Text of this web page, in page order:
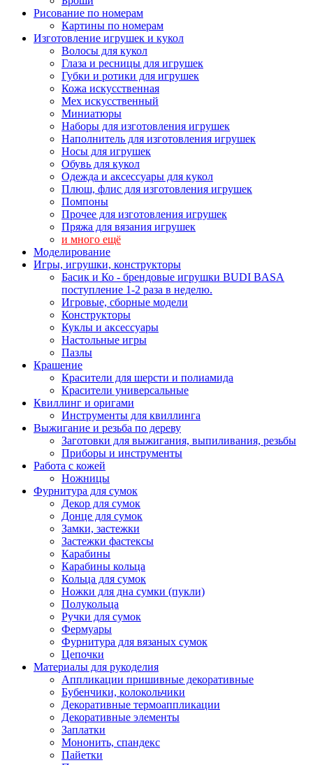
Рисование по номерам
Картины по номерам
Изготовление игрушек и кукол
Волосы для кукол
Глаза и ресницы для игрушек
Губки и ротики для игрушек
Кожа искусственная
Мех искусственный
Миниатюры
Наборы для изготовления игрушек
Наполнитель для изготовления игрушек
Носы для игрушек
Обувь для кукол
Одежда и аксессуары для кукол
Плюш, флис для изготовления игрушек
Помпоны
Прочее для изготовления игрушек
Пряжа для вязания игрушек
и много ещё
Моделирование
Игры, игрушки, конструкторы
Басик и Ко - брендовые игрушки BUDI BASA
поступление 1-2 раза в неделю.
Игровые, сборные модели
Конструкторы
Куклы и аксессуары
Настольные игры
Пазлы
Крашение
Красители для шерсти и полиамида
Красители универсальные
Квиллинг и оригами
Инструменты для квиллинга
Выжигание и резьба по дереву
Заготовки для выжигания, выпиливания, резьбы
Приборы и инструменты
Работа с кожей
Ножницы
Фурнитура для сумок
Декор для сумок
Донце для сумок
Замки, застежки
Застежки фастексы
Карабины
Карабины кольца
Кольца для сумок
Ножки для дна сумки (пукли)
Полукольца
Ручки для сумок
Фермуары
Фурнитура для вязаных сумок
Цепочки
Материалы для рукоделия
Аппликации пришивные декоративные
Бубенчики, колокольчики
Декоративные термоаппликации
Декоративные элементы
Заплатки
Мононить, спандекс
Пайетки